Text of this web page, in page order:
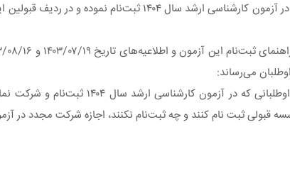
مطابق مصوبه فوق داوطلبانی که در آزمون سال ۱۴۰۳ قبول شده‌اند، در صورتی که در آزمون
بر اساس مصوبه جلسه ۹۰۴ به تاریخ ۱۴۰۳/۰۶/۲۰ شورای عالی